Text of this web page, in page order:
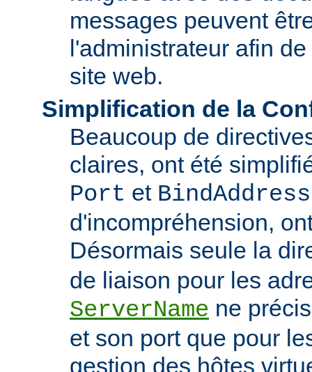
messages peuvent
l'administrateur afin
site web.
Simplification de la
Beaucoup de
claires, ont été
Port et BindAddress
d'incompréhension,
Désormais seule la
de liaison pour les
ServerName ne
et son port que pour
gestion des hôtes